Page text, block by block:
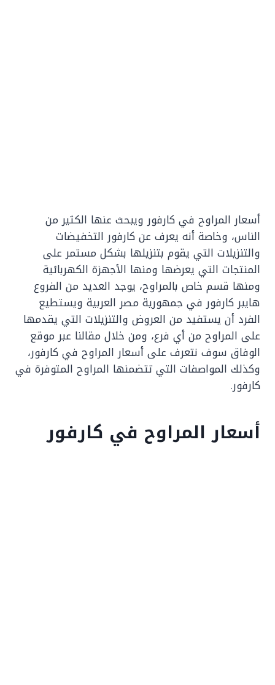
أسعار ‏المراوح في كارفور ‏ويبحث عنها الكثير من
الناس، وخاصة أنه يعرف عن كارفور التخفيضات
والتنزيلات التي يقوم بتنزيلها بشكل مستمر على
المنتجات التي يعرضها ومنها الأجهزة الكهربائية
ومنها قسم خاص بالمراوح، ‏يوجد العديد من الفروع
هايبر كارفور في جمهورية مصر العربية ويستطيع
الفرد أن يستفيد من العروض والتنزيلات التي يقدمها
على المراوح من أي فرع، ومن خلال مقالنا عبر موقع
الوفاق سوف نتعرف على أسعار المراوح في كارفور،
وكذلك المواصفات التي تتضمنها المراوح المتوفرة في
كارفور.
أسعار المراوح في كارفور